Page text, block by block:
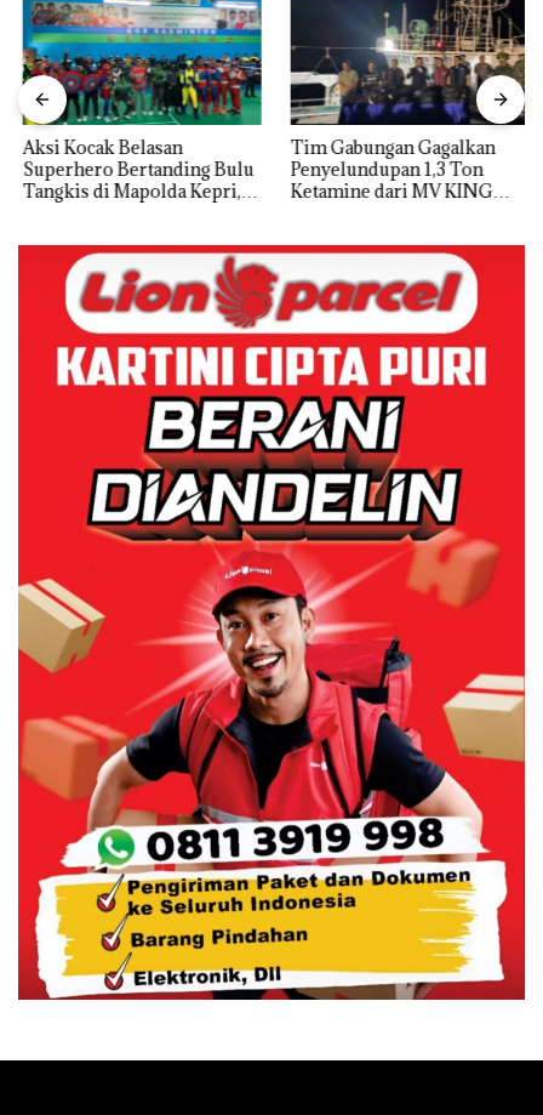
Aksi Kocak Belasan
Superhero Bertanding Bulu
Tangkis di Mapolda Kepri,
Tim Gabungan Gagalkan
Penyelundupan 1,3 Ton
Ketamine dari MV KING